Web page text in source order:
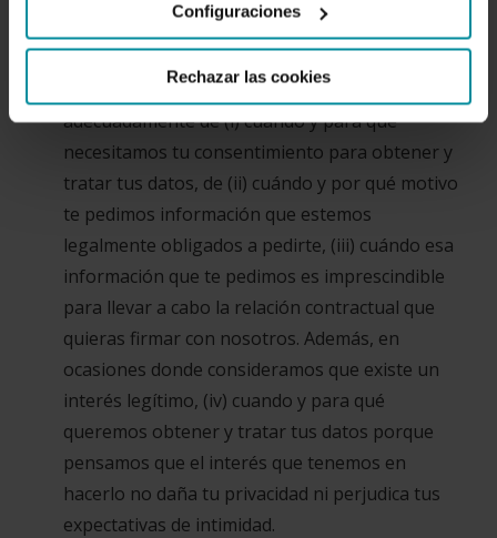
Configuraciones
Rechazar las cookies
Sin perjuicio de lo anteriormente descrito, en
cada caso concreto donde vayamos a realizar un
tratamiento de tus datos, te informaremos
adecuadamente de (i) cuándo y para qué
necesitamos tu consentimiento para obtener y
tratar tus datos, de (ii) cuándo y por qué motivo
te pedimos información que estemos
legalmente obligados a pedirte, (iii) cuándo esa
información que te pedimos es imprescindible
para llevar a cabo la relación contractual que
quieras firmar con nosotros. Además, en
ocasiones donde consideramos que existe un
interés legítimo, (iv) cuando y para qué
queremos obtener y tratar tus datos porque
pensamos que el interés que tenemos en
hacerlo no daña tu privacidad ni perjudica tus
expectativas de intimidad.